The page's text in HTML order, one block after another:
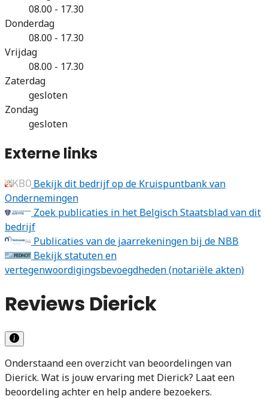
08.00 - 17.30
Donderdag
08.00 - 17.30
Vrijdag
08.00 - 17.30
Zaterdag
gesloten
Zondag
gesloten
Externe links
Bekijk dit bedrijf op de Kruispuntbank van
Ondernemingen
Zoek publicaties in het Belgisch Staatsblad van dit
bedrijf
Publicaties van de jaarrekeningen bij de NBB
Bekijk statuten en
vertegenwoordigingsbevoegdheden (notariële akten)
Reviews Dierick
Onderstaand een overzicht van beoordelingen van
Dierick. Wat is jouw ervaring met Dierick? Laat een
beoordeling achter en help andere bezoekers.